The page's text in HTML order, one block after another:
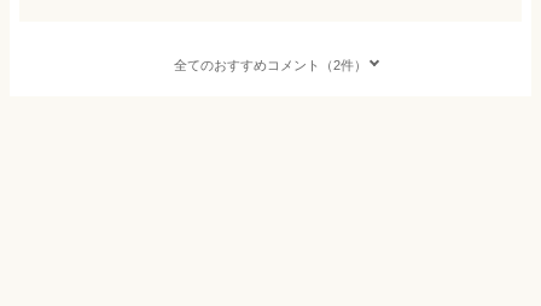
全てのおすすめコメント（2件）